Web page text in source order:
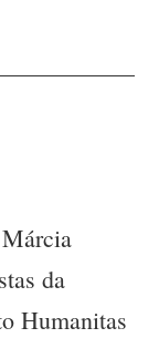
da
Humanitas